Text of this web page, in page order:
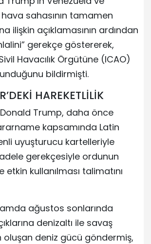
sahasının tamamen
ilişkin açıklamasının ardından
gerekçe göstererek,
Havacılık Örgütüne (ICAO)
bildirmişti.
HAREKETLİLİK
Donald Trump, daha önce
kapsamında Latin
uyuşturucu kartelleriyle
gerekçesiyle ordunun
kullanılması talimatını
ağustos sonlarında
denizaltı ile savaş
oluşan deniz gücü göndermiş,